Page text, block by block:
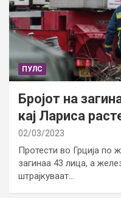
ПУЛС
Бројот на
кај Лариса
02/03/2023
Протести во Грција по
загинаа 43 лица, а
штрајкуваат…